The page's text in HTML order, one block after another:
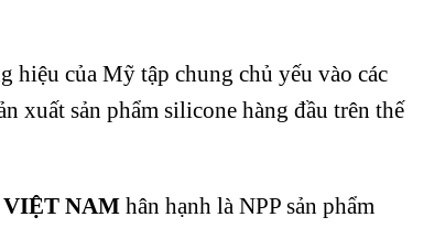
hiệu của Mỹ tập chung chủ yếu vào các
xuất sản phẩm silicone hàng đầu trên thế
VIỆT NAM hân hạnh là NPP sản phẩm